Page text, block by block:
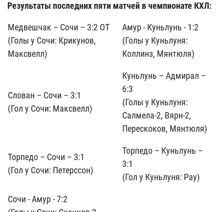
Результаты последних пяти матчей в чемпионате КХЛ:
Медвешчак – Сочи – 3:2 ОТ
(Голы у Сочи: Крикунов,
Максвелл)
Амур - Куньлунь - 1:2
(Голы у Куньлуня:
Коллинз, Мянтюля)
Слован – Сочи – 3:1
(Гол у Сочи: Максвелл)
Куньлунь – Адмирал –
6:3
(Голы у Куньлуня:
Салмела-2, Вярн-2,
Перескоков, Мянтюля)
Торпедо – Сочи – 3:1
(Гол у Сочи: Петерссон)
Торпедо – Куньлунь –
3:1
(Гол у Куньлуня: Рау)
Сочи - Амур - 7:2